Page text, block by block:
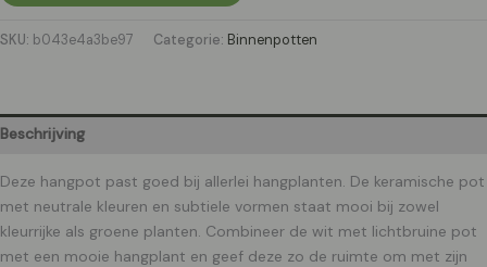
SKU: b043e4a3be97 Categorie: Binnenpotten
Beschrijving
Deze hangpot past goed bij allerlei hangplanten. De keramische pot
met neutrale kleuren en subtiele vormen staat mooi bij zowel
kleurrijke als groene planten. Combineer de wit met lichtbruine pot
met een mooie hangplant en geef deze zo de ruimte om met zijn